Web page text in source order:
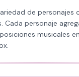
de personajes
Cada personaje
musicales